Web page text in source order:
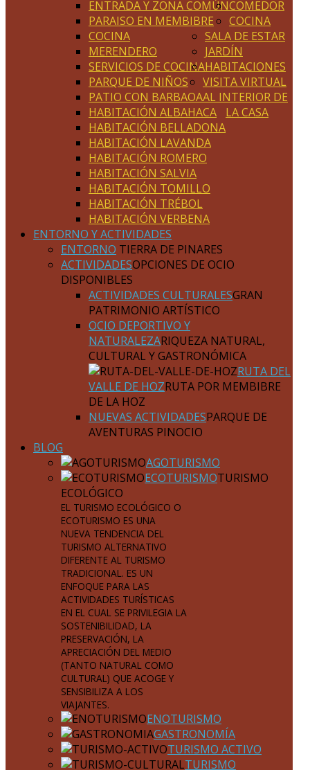
ENTRADA Y ZONA COMÚN
PARAISO EN MEMBIBRE
COMEDOR
COCINA
COCINA
MERENDERO
SERVICIOS DE COCINA
SALA DE ESTAR
JARDÍN
PARQUE DE NIÑOS
PATIO CON BARBAOA
HABITACIONES
HABITACIÓN ALBAHACA
HABITACIÓN BELLADONA
HABITACIÓN LAVANDA
HABITACIÓN ROMERO
HABITACIÓN SALVIA
HABITACIÓN TOMILLO
HABITACIÓN TRÉBOL
HABITACIÓN VERBENA
VISITA VIRTUAL
AL INTERIOR DE
LA CASA
ENTORNO Y ACTIVIDADES
ENTORNO TIERRA DE PINARES
ACTIVIDADESOPCIONES DE OCIO
DISPONIBLES
ACTIVIDADES CULTURALESGRAN
PATRIMONIO ARTÍSTICO
OCIO DEPORTIVO Y
NATURALEZARIQUEZA NATURAL,
CULTURAL Y GASTRONÓMICA
RUTA DEL
VALLE DE HOZRUTA POR MEMBIBRE
DE LA HOZ
NUEVAS ACTIVIDADESPARQUE DE
AVENTURAS PINOCIO
BLOG
AGOTURISMO
ECOTURISMOTURISMO
ECOLÓGICO
EL TURISMO ECOLÓGICO O
ECOTURISMO ES UNA
NUEVA TENDENCIA DEL
TURISMO ALTERNATIVO
DIFERENTE AL TURISMO
TRADICIONAL. ES UN
ENFOQUE PARA LAS
ACTIVIDADES TURÍSTICAS
EN EL CUAL SE PRIVILEGIA LA
SOSTENIBILIDAD, LA
PRESERVACIÓN, LA
APRECIACIÓN DEL MEDIO
(TANTO NATURAL COMO
CULTURAL) QUE ACOGE Y
SENSIBILIZA A LOS
VIAJANTES.
ENOTURISMO
GASTRONOMÍA
TURISMO ACTIVO
TURISMO